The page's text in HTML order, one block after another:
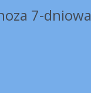
7-dniowa